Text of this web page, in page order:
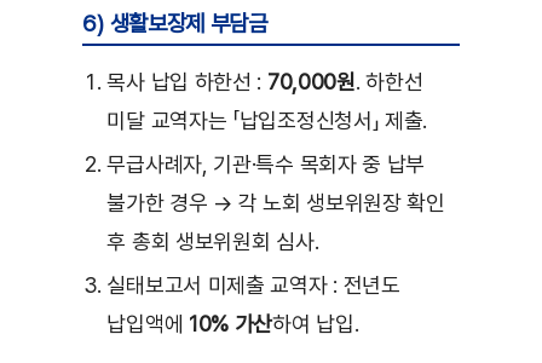
6) 생활보장제 부담금
목사 납입 하한선 : 70,000원. 하한선
미달 교역자는 「납입조정신청서」 제출.
무급사례자, 기관·특수 목회자 중 납부
불가한 경우 → 각 노회 생보위원장 확인
후 총회 생보위원회 심사.
실태보고서 미제출 교역자 : 전년도
납입액에 10% 가산하여 납입.